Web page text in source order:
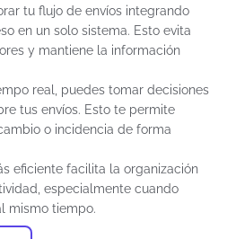
tu flujo de envíos integrando
en un solo sistema. Esto evita
y mantiene la información
real, puedes tomar decisiones
tus envíos. Esto te permite
o incidencia de forma
eficiente facilita la organización
especialmente cuando
mismo tiempo.